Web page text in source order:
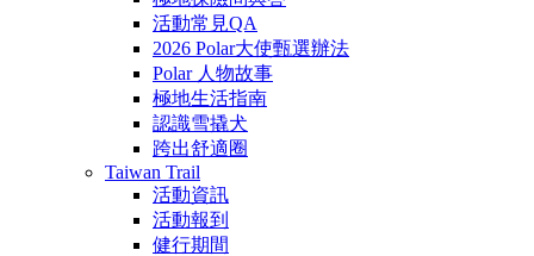
活動常見QA
2026 Polar大使甄選辦法
Polar 人物故事
極地生活指南
認識雪撬犬
跨出舒適圈
Taiwan Trail
活動資訊
活動報到
健行期間